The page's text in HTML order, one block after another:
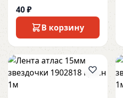
40 ₽
В корзину